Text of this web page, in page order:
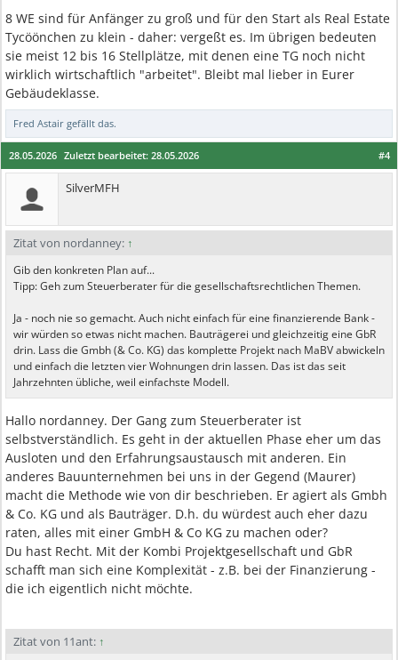
8 WE sind für Anfänger zu groß und für den Start als Real Estate
Tycöönchen zu klein - daher: vergeßt es. Im übrigen bedeuten
sie meist 12 bis 16 Stellplätze, mit denen eine TG noch nicht
wirklich wirtschaftlich "arbeitet". Bleibt mal lieber in Eurer
Gebäudeklasse.
Fred Astair gefällt das.
#4
28.05.2026 Zuletzt bearbeitet: 28.05.2026
SilverMFH
Zitat von nordanney: ↑
Gib den konkreten Plan auf...
Tipp: Geh zum Steuerberater für die gesellschaftsrechtlichen Themen.
Ja - noch nie so gemacht. Auch nicht einfach für eine finanzierende Bank -
wir würden so etwas nicht machen. Bauträgerei und gleichzeitig eine GbR
drin. Lass die Gmbh (& Co. KG) das komplette Projekt nach MaBV abwickeln
und einfach die letzten vier Wohnungen drin lassen. Das ist das seit
Jahrzehnten übliche, weil einfachste Modell.
Hallo nordanney. Der Gang zum Steuerberater ist
selbstverständlich. Es geht in der aktuellen Phase eher um das
Ausloten und den Erfahrungsaustausch mit anderen. Ein
anderes Bauunternehmen bei uns in der Gegend (Maurer)
macht die Methode wie von dir beschrieben. Er agiert als Gmbh
& Co. KG und als Bauträger. D.h. du würdest auch eher dazu
raten, alles mit einer GmbH & Co KG zu machen oder?
Du hast Recht. Mit der Kombi Projektgesellschaft und GbR
schafft man sich eine Komplexität - z.B. bei der Finanzierung -
die ich eigentlich nicht möchte.
Zitat von 11ant: ↑